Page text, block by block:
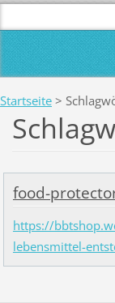
Startseite >
food-
https://
lebensmittel-